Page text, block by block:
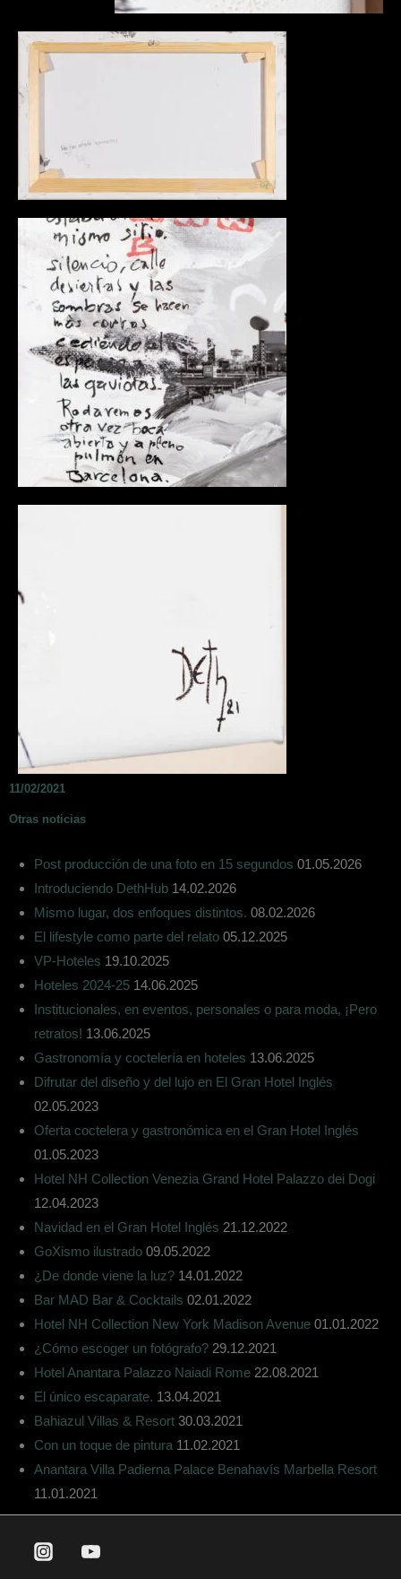
11/02/2021
Otras noticias
Post producción de una foto en 15 segundos 01.05.2026
Introduciendo DethHub 14.02.2026
Mismo lugar, dos enfoques distintos. 08.02.2026
El lifestyle como parte del relato 05.12.2025
VP-Hoteles 19.10.2025
Hoteles 2024-25 14.06.2025
Institucionales, en eventos, personales o para moda, ¡Pero
retratos! 13.06.2025
Gastronomía y coctelería en hoteles 13.06.2025
Difrutar del diseño y del lujo en El Gran Hotel Inglés
02.05.2023
Oferta coctelera y gastronómica en el Gran Hotel Inglés
01.05.2023
Hotel NH Collection Venezia Grand Hotel Palazzo dei Dogi
12.04.2023
Navidad en el Gran Hotel Inglés 21.12.2022
GoXismo ilustrado 09.05.2022
¿De donde viene la luz? 14.01.2022
Bar MAD Bar & Cocktails 02.01.2022
Hotel NH Collection New York Madison Avenue 01.01.2022
¿Cómo escoger un fotógrafo? 29.12.2021
Hotel Anantara Palazzo Naiadi Rome 22.08.2021
El único escaparate. 13.04.2021
Bahiazul Villas & Resort 30.03.2021
Con un toque de pintura 11.02.2021
Anantara Villa Padierna Palace Benahavís Marbella Resort
11.01.2021